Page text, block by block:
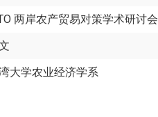
两岸农产贸易对策学术研讨会
大学农业经济学系